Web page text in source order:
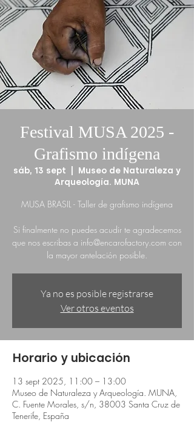
Festival MUSA 2025 -
Grafismo indígena
sáb, 13 sept
Museo de Naturaleza y
Arqueología. MUNA
MUSA BRASIL - Taller de grafismo indígena
Si finalmente no puedes acudir te agradecemos
que nos escribas a info@encarofactory.com con
Ya no es posible registrarse
Ver otros eventos
Horario y ubicación
13 sept 2025, 11:00 – 13:00
Museo de Naturaleza y Arqueología. MUNA,
C. Fuente Morales, s/n, 38003 Santa Cruz de
Tenerife, España